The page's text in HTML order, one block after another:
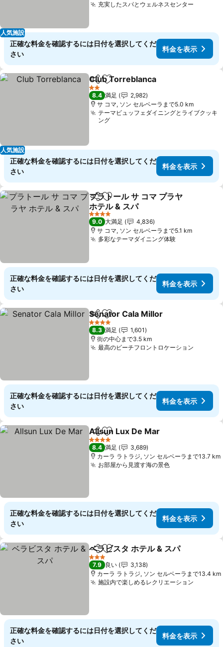
人気施設
充実したスパとウェルネスセンター
正確な料金を確認するには日付を選択してくだ
さい
料金を表示
人気施設
シェアお気に入りに追加
Club Torreblanca
2 ホテルのランク
8.4 満足
2,982
サ コマ, ソン セルベーラまで5.0 km
テーマビュッフェダイニングとライブクッキ
ング
正確な料金を確認するには日付を選択してくだ
さい
料金を表示
シェアお気に入りに追加
プラトール サ コマ プラヤ
ホテル & スパ
4 ホテルのランク
9.0 大満足
4,836
サ コマ, ソン セルベーラまで5.1 km
多彩なテーマダイニング体験
正確な料金を確認するには日付を選択してくだ
さい
料金を表示
シェアお気に入りに追加
Senator Cala Millor
4 ホテルのランク
8.3 満足
1,601
街の中心まで3.5 km
最高のビーチフロントロケーション
正確な料金を確認するには日付を選択してくだ
さい
料金を表示
シェアお気に入りに追加
Allsun Lux De Mar
4 ホテルのランク
8.4 満足
3,689
カーラ ラトラジ, ソン セルベーラまで13.7 km
お部屋から見渡す海の景色
正確な料金を確認するには日付を選択してくだ
さい
料金を表示
シェアお気に入りに追加
ベラビスタ ホテル & スパ
3 ホテルのランク
7.9 良い
3,138
カーラ ラトラジ, ソン セルベーラまで13.4 km
施設内で楽しめるレクリエーション
正確な料金を確認するには日付を選択してくだ
さい
料金を表示